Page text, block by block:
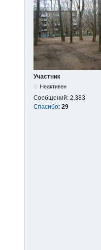
Участник
Неактивен
Сообщений: 2,383
Спасибо: 29